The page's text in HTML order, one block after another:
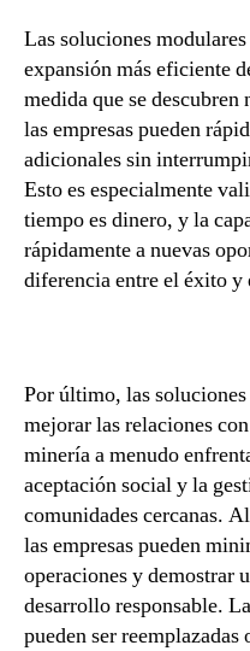
Las soluciones
expansión más eficiente
medida que se
las empresas pueden
adicionales sin
Esto es especialmente
tiempo es dinero, y la
rápidamente a nuevas
diferencia entre el éxito y
Por último, las
mejorar las relaciones
minería a menudo
aceptación social y la
comunidades cercanas.
las empresas pueden
operaciones y demostrar
desarrollo responsable.
pueden ser